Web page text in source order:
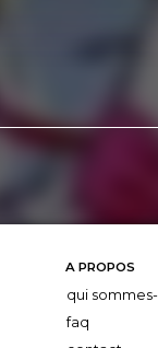
A PROPOS
qui
faq